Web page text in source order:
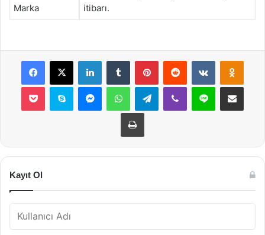
Marka
itibarı.
Facebook
X LinkedInTumblr PinterestReddit VKontakte
Pocket Skype MessengerWhatsAppTelegramViber Line E-Posta ile
Yazdır
Kayıt Ol